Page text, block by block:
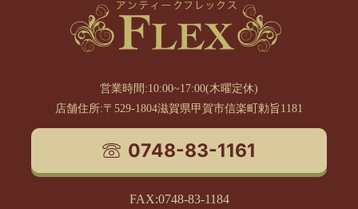
営業時間:10:00~17:00(木曜定休)
店舗住所:〒529-1804滋賀県甲賀市信楽町勅旨1181
0748-83-1161
FAX:0748-83-1184